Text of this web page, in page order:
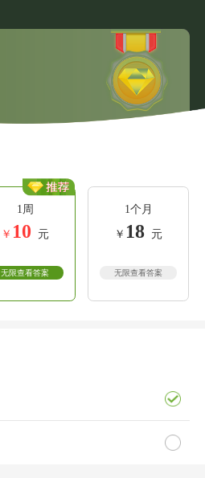
1周
￥ 10 元
无限查看答案
1个月
￥ 18 元
无限查看答案